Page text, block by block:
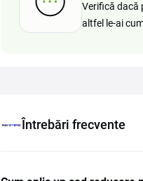
Verifică dacă
altfel le-ai
Întrebări frecvente